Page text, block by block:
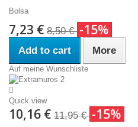
Bolsa
7,23 € 8,50 € -15%
Add to cart More
Auf meine Wunschliste
Quick view
10,16 € 11,95 € -15%